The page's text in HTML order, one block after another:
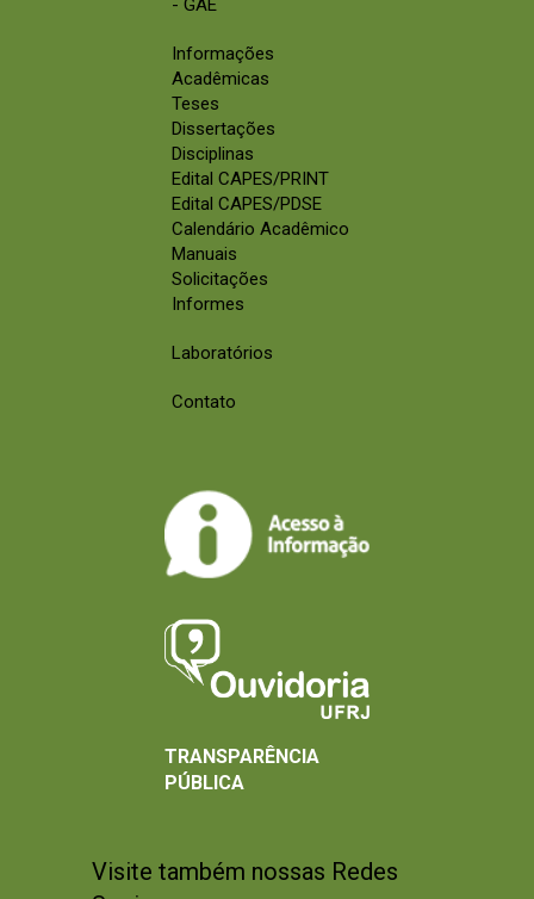
- GAE
Informações
Acadêmicas
Teses
Dissertações
Disciplinas
Edital CAPES/PRINT
Edital CAPES/PDSE
Calendário Acadêmico
Manuais
Solicitações
Informes
Laboratórios
Contato
Visite também nossas Redes
TRANSPARÊNCIA
PÚBLICA